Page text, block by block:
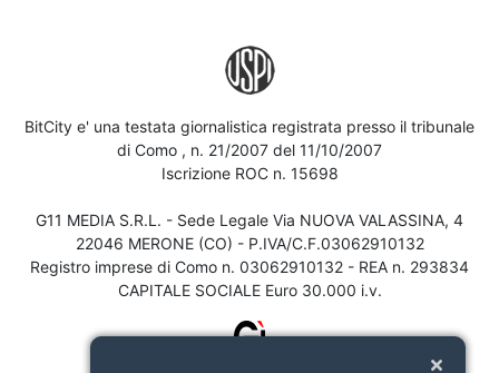
BitCity e' una testata giornalistica registrata presso il tribunale
di Como , n. 21/2007 del 11/10/2007
Iscrizione ROC n. 15698
G11 MEDIA S.R.L. - Sede Legale Via NUOVA VALASSINA, 4
22046 MERONE (CO) - P.IVA/C.F.03062910132
Registro imprese di Como n. 03062910132 - REA n. 293834
CAPITALE SOCIALE Euro 30.000 i.v.